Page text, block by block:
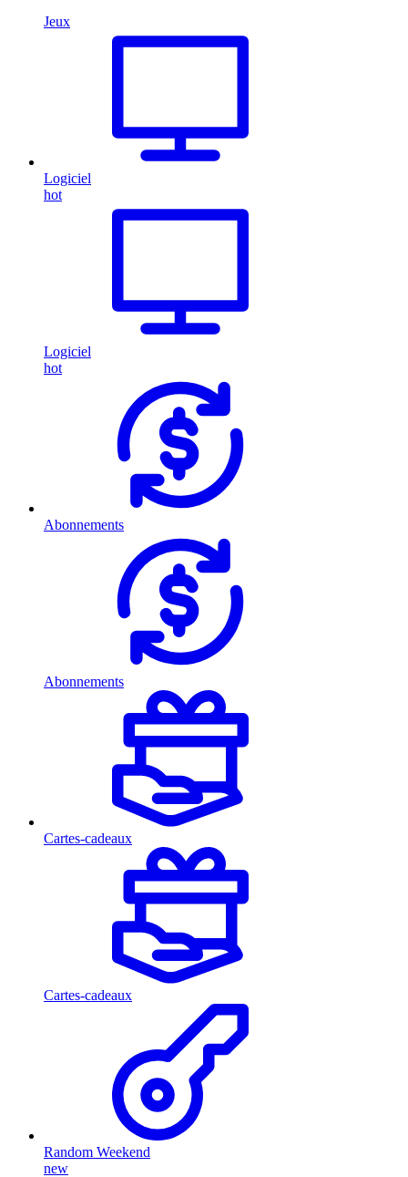
Jeux
Logiciel
hot
Logiciel
hot
Abonnements
Abonnements
Cartes-cadeaux
Cartes-cadeaux
Random Weekend
new